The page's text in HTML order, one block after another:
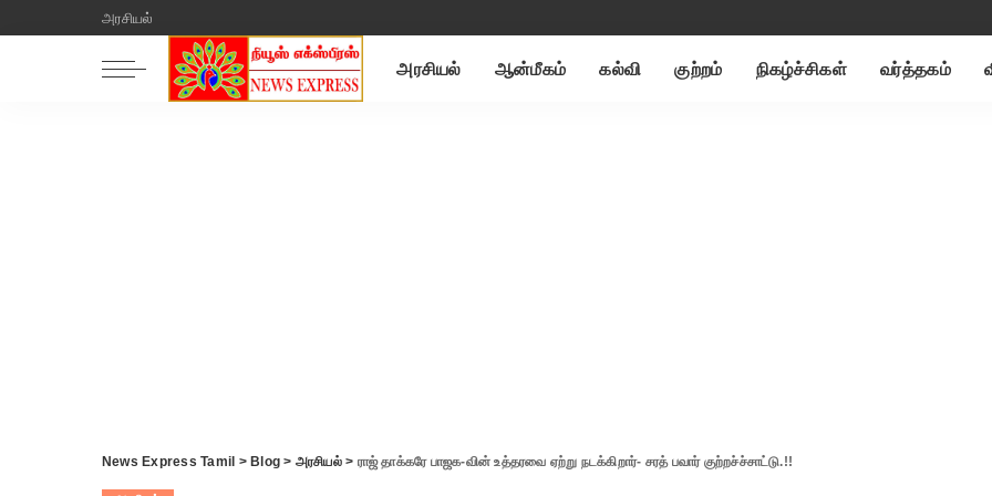
அரசியல்
அரசியல் ஆன்மீகம் கல்வி குற்றம் நிகழ்ச்சிகள் வர்த்தகம்
News Express Tamil > Blog > அரசியல்> ராஜ் தாக்கரே பாஜக-வின் உத்தரவை ஏற்று நடக்கிறார்- சரத் பவார் குற்றச்ச்சாட்டு.!!